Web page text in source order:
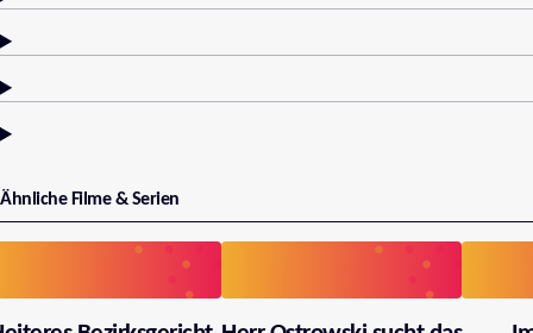
Ähnliche Filme & Serien